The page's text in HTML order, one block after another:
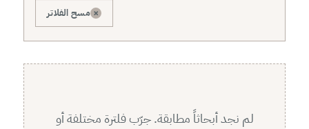
× مسح الفلاتر
لم نجد أبحاثاً مطابقة. جرّب فلترة مختلفة أو